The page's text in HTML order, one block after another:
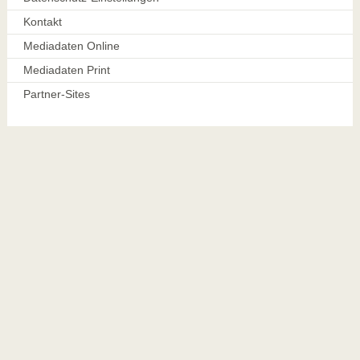
Kontakt
Mediadaten Online
Mediadaten Print
Partner-Sites